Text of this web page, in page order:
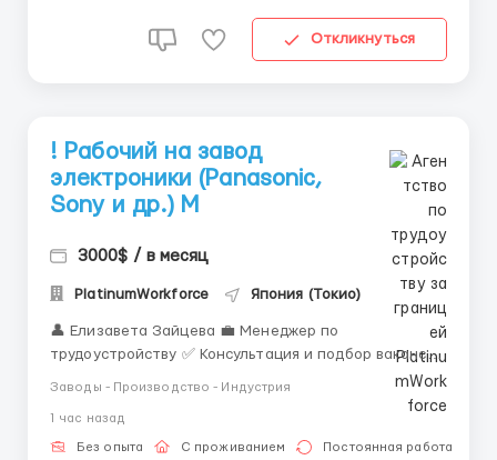
Откликнуться
! Рабочий на завод
электроники (Panasonic,
Sony и др.) M
3000$ / в месяц
PlatinumWorkforce Япония (Токио)
👤 Елизавета Зайцева 💼 Менеджер по
трудоустройству ✅ Консультация и подбор вакансий
за границей ✅ Сопровождение на всех этапах
работодателями 📲 Связь: WhatsApp / Telegram: +44
7836 697670 🏭 Рабочий на завод электроники
Заводы - Производство - Индустрия
1 час назад
Без опыта С проживанием Постоянная работа